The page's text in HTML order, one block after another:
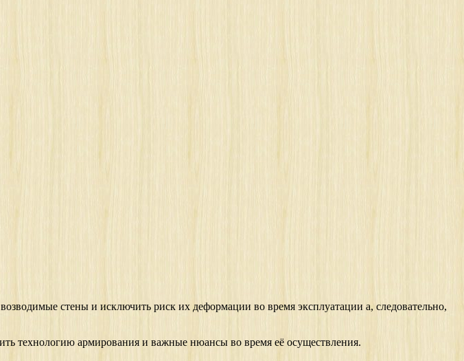
стены и исключить риск их деформации во время эксплуатации а, следовательно,
технологию армирования и важные нюансы во время её осуществления.